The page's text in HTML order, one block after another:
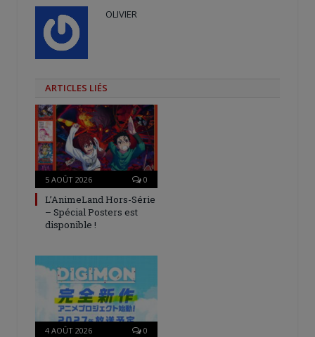
OLIVIER
ARTICLES LIÉS
5 AOÛT 2026 0
L’AnimeLand Hors-Série
– Spécial Posters est
disponible !
4 AOÛT 2026 0